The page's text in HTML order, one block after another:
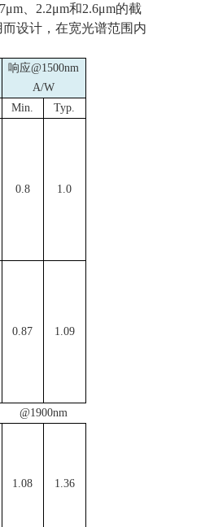
μm 2.2μm和2.6μm的截
设计，在宽光谱范围内
响应@1500nm
A/W
Min.
Typ.
0.8 1.0
0.87 1.09
@1900nm
1.08 1.36